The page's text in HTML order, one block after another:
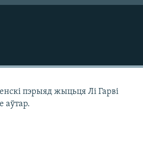
пэрыяд жыцьця Лі Гарві
аўтар.